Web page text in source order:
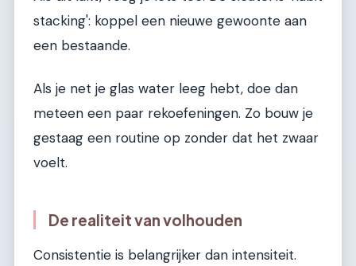
stacking': koppel een nieuwe gewoonte aan
een bestaande.
Als je net je glas water leeg hebt, doe dan
meteen een paar rekoefeningen. Zo bouw je
gestaag een routine op zonder dat het zwaar
voelt.
De realiteit van volhouden
Consistentie is belangrijker dan intensiteit.